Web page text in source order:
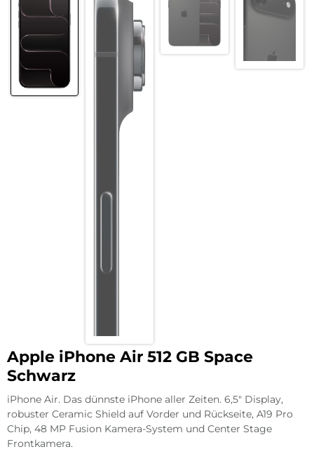
Apple iPhone Air 512 GB Space
Schwarz
iPhone Air. Das dünnste iPhone aller Zeiten. 6,5″ Display,
robuster Ceramic Shield auf Vorder und Rückseite, A19 Pro
Chip, 48 MP Fusion Kamera-System und Center Stage
Frontkamera.